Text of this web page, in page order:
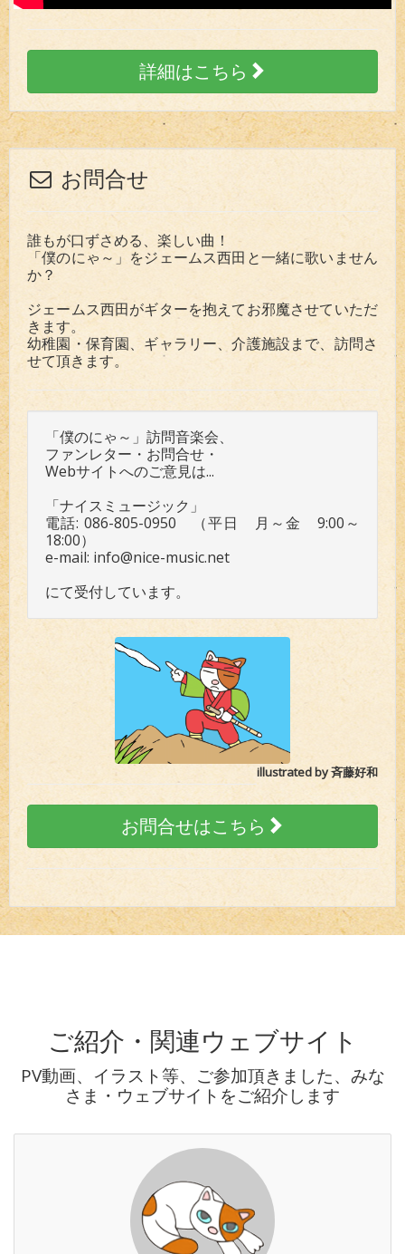
詳細はこちら
お問合せ
誰もが口ずさめる、楽しい曲！
「僕のにゃ～」をジェームス西田と一緒に歌いません
か？
ジェームス西田がギターを抱えてお邪魔させていただ
きます。
幼稚園・保育園、ギャラリー、介護施設まで、訪問さ
せて頂きます。
「僕のにゃ～」訪問音楽会、
ファンレター・お問合せ・
Webサイトへのご意見は...
「ナイスミュージック」
電話: 086-805-0950 （平日 月～金 9:00～
18:00）
e-mail: info@nice-music.net
にて受付しています。
illustrated by 斉藤好和
お問合せはこちら
ご紹介・関連ウェブサイト
PV動画、イラスト等、ご参加頂きました、みな
さま・ウェブサイトをご紹介します